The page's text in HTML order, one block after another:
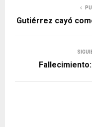
Gutiérrez cayó